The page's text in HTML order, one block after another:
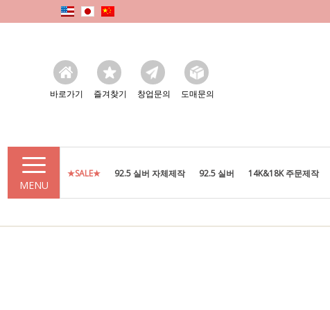
바로가기 즐겨찾기 창업문의 도매문의
MENU
★SALE★ 92.5 실버 자체제작 92.5 실버 14K&18K 주문제작